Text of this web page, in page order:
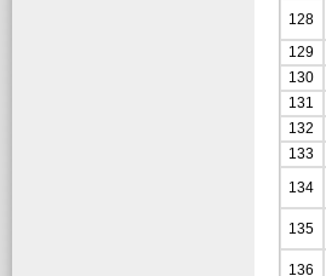
128
129
130
131
132
133
134
135
136